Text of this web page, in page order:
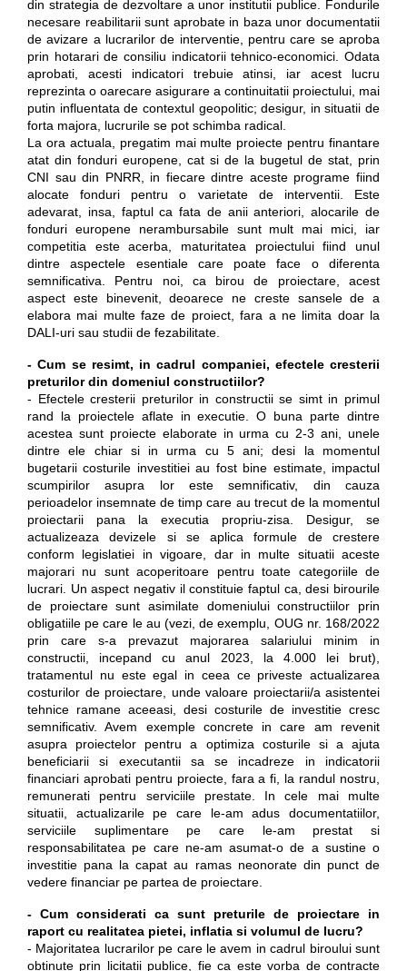
din strategia de dezvoltare a unor institutii publice. Fondurile
necesare reabilitarii sunt aprobate in baza unor documentatii
de avizare a lucrarilor de interventie, pentru care se aproba
prin hotarari de consiliu indicatorii tehnico-economici. Odata
aprobati, acesti indicatori trebuie atinsi, iar acest lucru
reprezinta o oarecare asigurare a continuitatii proiectului, mai
putin influentata de contextul geopolitic; desigur, in situatii de
forta majora, lucrurile se pot schimba radical.
La ora actuala, pregatim mai multe proiecte pentru finantare
atat din fonduri europene, cat si de la bugetul de stat, prin
CNI sau din PNRR, in fiecare dintre aceste programe fiind
alocate fonduri pentru o varietate de interventii. Este
adevarat, insa, faptul ca fata de anii anteriori, alocarile de
fonduri europene nerambursabile sunt mult mai mici, iar
competitia este acerba, maturitatea proiectului fiind unul
dintre aspectele esentiale care poate face o diferenta
semnificativa. Pentru noi, ca birou de proiectare, acest
aspect este binevenit, deoarece ne creste sansele de a
elabora mai multe faze de proiect, fara a ne limita doar la
DALI-uri sau studii de fezabilitate.
- Cum se resimt, in cadrul companiei, efectele cresterii
preturilor din domeniul constructiilor?
- Efectele cresterii preturilor in constructii se simt in primul
rand la proiectele aflate in executie. O buna parte dintre
acestea sunt proiecte elaborate in urma cu 2-3 ani, unele
dintre ele chiar si in urma cu 5 ani; desi la momentul
bugetarii costurile investitiei au fost bine estimate, impactul
scumpirilor asupra lor este semnificativ, din cauza
perioadelor insemnate de timp care au trecut de la momentul
proiectarii pana la executia propriu-zisa. Desigur, se
actualizeaza devizele si se aplica formule de crestere
conform legislatiei in vigoare, dar in multe situatii aceste
majorari nu sunt acoperitoare pentru toate categoriile de
lucrari. Un aspect negativ il constituie faptul ca, desi birourile
de proiectare sunt asimilate domeniului constructiilor prin
obligatiile pe care le au (vezi, de exemplu, OUG nr. 168/2022
prin care s-a prevazut majorarea salariului minim in
constructii, incepand cu anul 2023, la 4.000 lei brut),
tratamentul nu este egal in ceea ce priveste actualizarea
costurilor de proiectare, unde valoare proiectarii/a asistentei
tehnice ramane aceeasi, desi costurile de investitie cresc
semnificativ. Avem exemple concrete in care am revenit
asupra proiectelor pentru a optimiza costurile si a ajuta
beneficiarii si executantii sa se incadreze in indicatorii
financiari aprobati pentru proiecte, fara a fi, la randul nostru,
remunerati pentru serviciile prestate. In cele mai multe
situatii, actualizarile pe care le-am adus documentatiilor,
serviciile suplimentare pe care le-am prestat si
responsabilitatea pe care ne-am asumat-o de a sustine o
investitie pana la capat au ramas neonorate din punct de
vedere financiar pe partea de proiectare.
- Cum considerati ca sunt preturile de proiectare in
raport cu realitatea pietei, inflatia si volumul de lucru?
- Majoritatea lucrarilor pe care le avem in cadrul biroului sunt
obtinute prin licitatii publice, fie ca este vorba de contracte